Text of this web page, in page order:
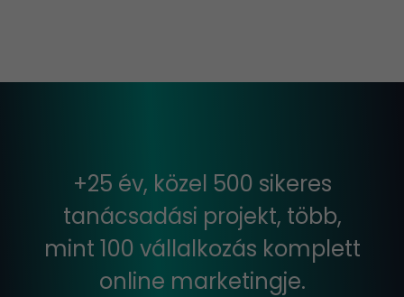
+25 év, közel 500 sikeres
tanácsadási projekt, több,
mint 100 vállalkozás komplett
online marketingje.